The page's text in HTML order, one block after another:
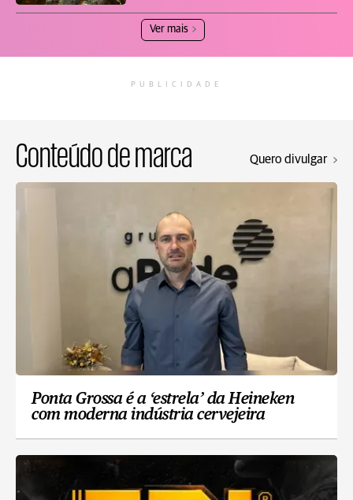
Ver mais
PUBLICIDADE
Conteúdo de marca Quero divulgar
Ponta Grossa é a ‘estrela’ da Heineken
com moderna indústria cervejeira